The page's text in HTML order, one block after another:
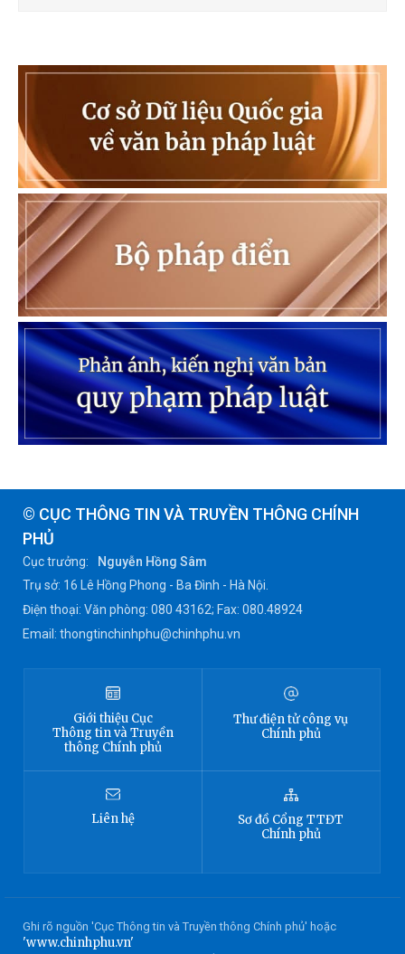
© CỤC THÔNG TIN VÀ TRUYỀN THÔNG CHÍNH
PHỦ
Cục trưởng:
Nguyễn Hồng Sâm
Trụ sở: 16 Lê Hồng Phong - Ba Đình - Hà Nội.
Điện thoại: Văn phòng: 080 43162; Fax: 080.48924
Email: thongtinchinhphu@chinhphu.vn
Giới thiệu Cục
Thông tinvà Truyền
thông Chính phủ
Thư điện tử công vụ
Chính phủ
Liên hệ Sơ đồ Cổng TTĐT
Chính phủ
Ghi rõ nguồn 'Cục Thông tin và Truyền thông Chính phủ' hoặc
'www.chinhphu.vn'